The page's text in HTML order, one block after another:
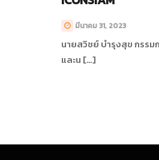
มีนาคม 31, 2023
นายสวิชย์ บำรุงสุข กรร
และน […]